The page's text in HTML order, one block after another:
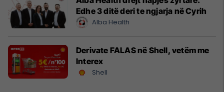
Edhe 3 ditë deri te ngjarja në Cyrih
Alba Health
Derivate FALAS në Shell, vetëm me
Interex
Shell